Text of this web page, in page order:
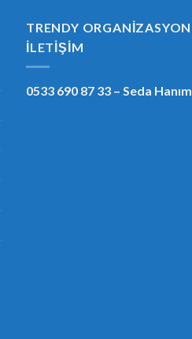
TRENDY ORGANIZASYON
İLETIŞIM
0533 690 87 33 – Seda Hanım